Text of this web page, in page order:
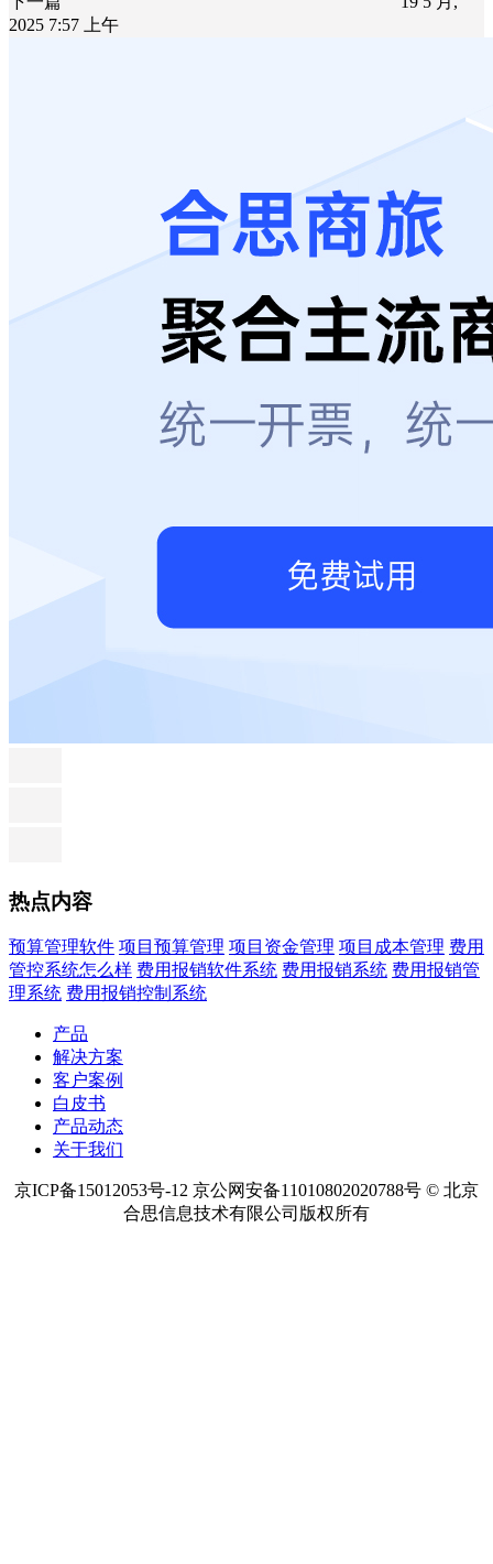
2025 7:57 上午
热点内容
预算管理软件 项目预算管理 项目资金管理 项目成本管理 费用
管控系统怎么样 费用报销软件系统 费用报销系统 费用报销管
理系统 费用报销控制系统
产品
解决方案
客户案例
白皮书
产品动态
关于我们
京ICP备15012053号-12 京公网安备11010802020788号 © 北京
合思信息技术有限公司版权所有